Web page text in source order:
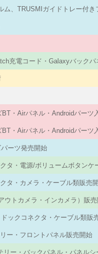
ム、TRUSMIガイドトレー付き
充電コード・Galaxyバック
・Airパネル・Androidパーツ
・Airパネル・Androidパーツ
ーツ発売開始
タ・電源/ボリュームボタンケ
タ・カメラ・ケーブル類販売
ウトカメラ・インカメラ）販
ックコネクタ・ケーブル類販
ー・フロントパネル販売開始
リー・バックパネル・パネルシ